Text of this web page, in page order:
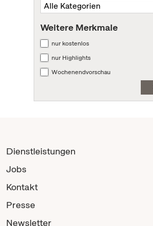
Weitere Merkmale
nur kostenlos
nur Highlights
Wochenendvorschau
Dienstleistungen
Jobs
Kontakt
Presse
Newsletter